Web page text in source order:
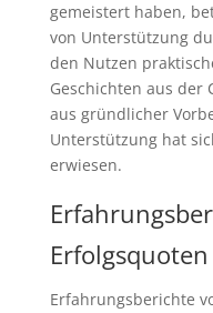
gemeistert haben,
von Unterstützung
den Nutzen
Geschichten aus der
aus gründlicher
Unterstützung hat
erwiesen.
Erfolgsquoten
Erfahrungsberichte